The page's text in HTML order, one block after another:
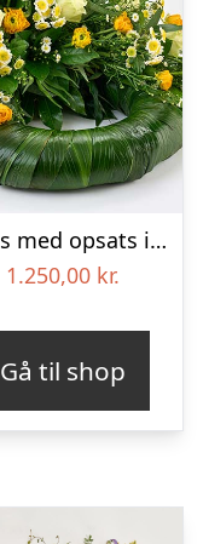
Krans med opsats i gule farver – Blomster til begravelse
1.250,00 kr.
Gå til shop